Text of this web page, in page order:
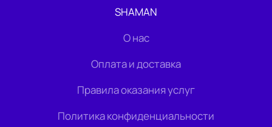
SHAMAN
О нас
Оплата и доставка
Правила оказания услуг
Политика конфиденциальности